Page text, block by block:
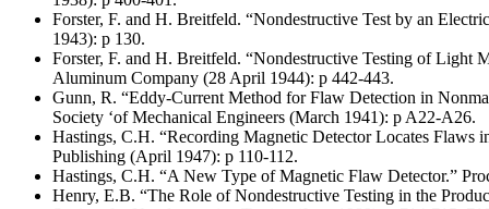
Forster, F. and H. Breitfeld. “Nondestructive Test by an
1943): p 130.
Forster, F. and H. Breitfeld. “Nondestructive Testing of
Aluminum Company (28 April 1944): p 442-443.
Gunn, R. “Eddy-Current Method for Flaw Detection in
Society ‘of Mechanical Engineers (March 1941): p A22-A26.
Hastings, C.H. “Recording Magnetic Detector Locates
Publishing (April 1947): p 110-112.
Hastings, C.H. “A New Type of Magnetic Flaw Detector.”
Henry, E.B. “The Role of Nondestructive Testing in the